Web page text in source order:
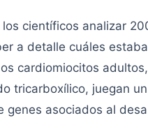
científicos analizar
a detalle cuáles
cardiomiocitos
tricarboxílico, juegan
genes asociados al